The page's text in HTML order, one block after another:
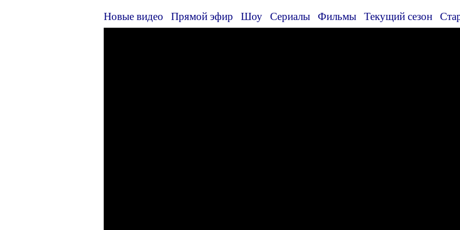
Новые видео Прямой эфир Шоу Сериалы Фильмы Текущий сезон